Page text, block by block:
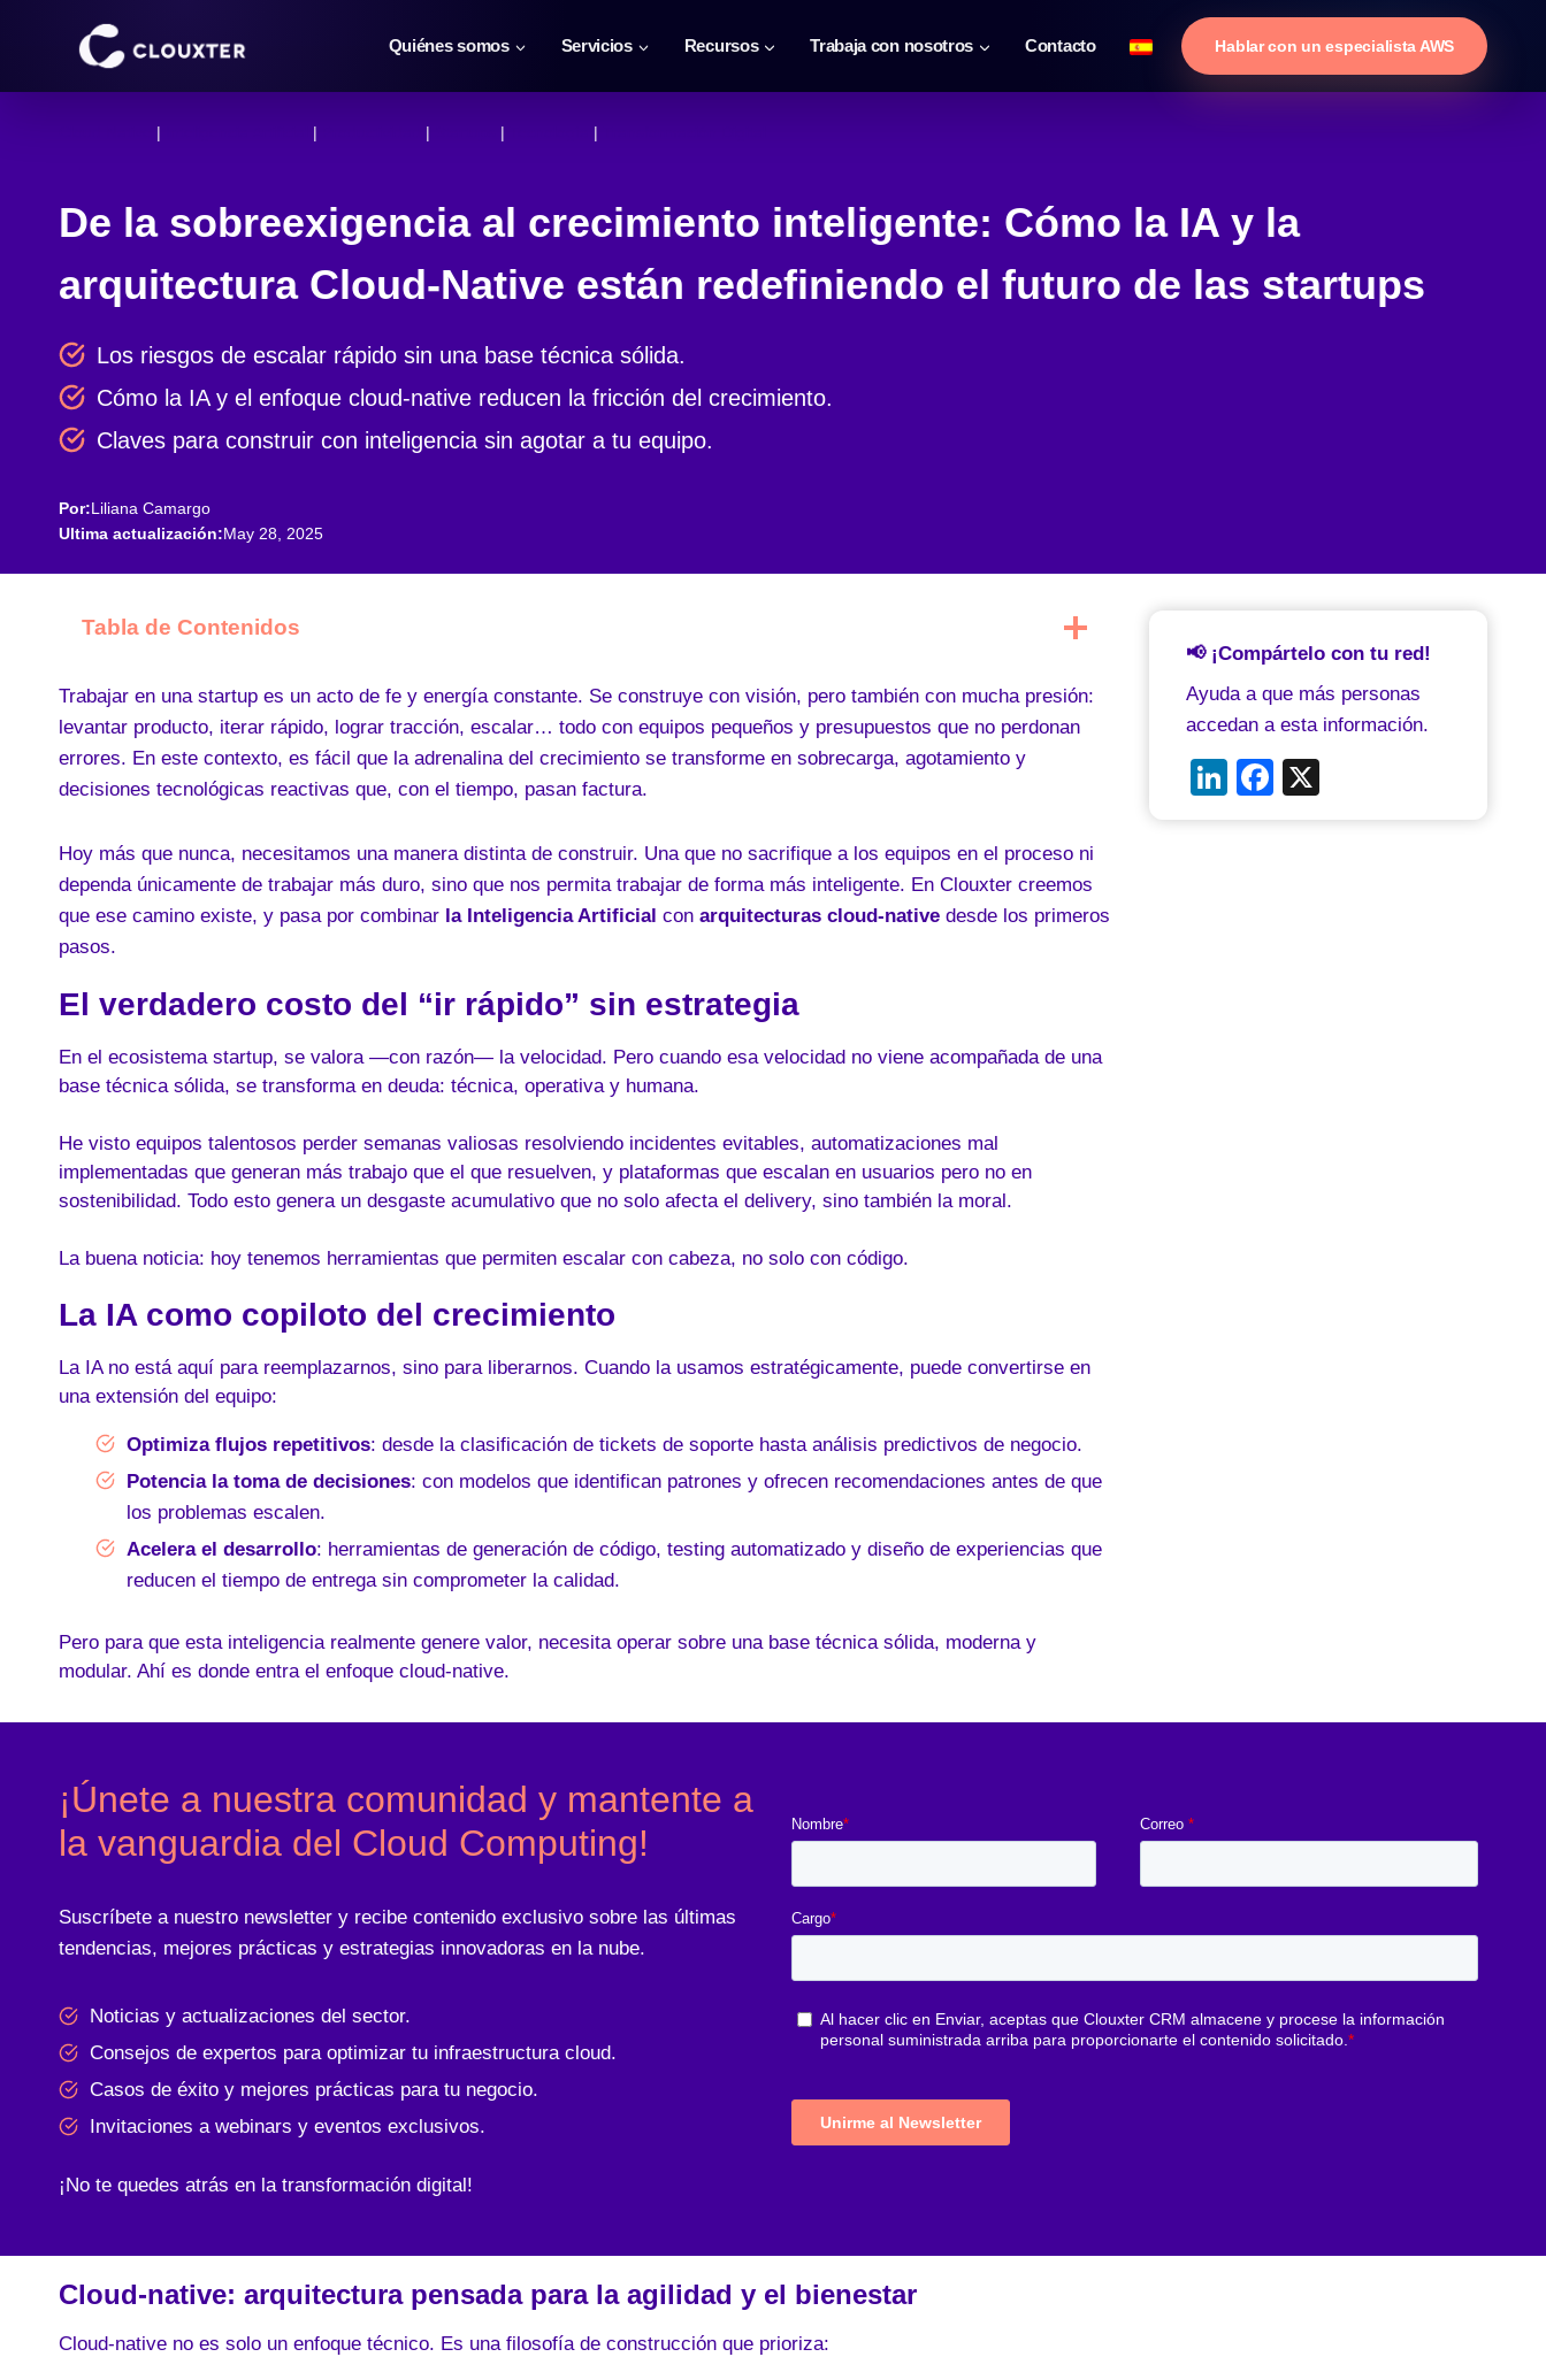
Quiénes somos Servicios Recursos Trabaja con nosotros Contacto Hablar con un especialista AWS
| | | | |
De la sobreexigencia al crecimiento inteligente: Cómo la IA y la
arquitectura Cloud-Native están redefiniendo el futuro de las startups
Los riesgos de escalar rápido sin una base técnica sólida.
Cómo la IA y el enfoque cloud-native reducen la fricción del crecimiento.
Claves para construir con inteligencia sin agotar a tu equipo.
Por:Liliana Camargo
Ultima actualización:May 28, 2025
Tabla de Contenidos
Trabajar en una startup es un acto de fe y energía constante. Se construye con visión, pero también con mucha presión:
levantar producto, iterar rápido, lograr tracción, escalar… todo con equipos pequeños y presupuestos que no perdonan
errores. En este contexto, es fácil que la adrenalina del crecimiento se transforme en sobrecarga, agotamiento y
decisiones tecnológicas reactivas que, con el tiempo, pasan factura.
📢 ¡Compártelo con tu red!
Ayuda a que más personas
accedan a esta información.
Li
n
F
a
Hoy más que nunca, necesitamos una manera distinta de construir. Una que no sacrifique a los equipos en el proceso ni
dependa únicamente de trabajar más duro, sino que nos permita trabajar de forma más inteligente. En Clouxter creemos
que ese camino existe, y pasa por combinar la Inteligencia Artificial con arquitecturas cloud-native desde los primeros
pasos.
El verdadero costo del “ir rápido” sin estrategia
En el ecosistema startup, se valora —con razón— la velocidad. Pero cuando esa velocidad no viene acompañada de una
base técnica sólida, se transforma en deuda: técnica, operativa y humana.
He visto equipos talentosos perder semanas valiosas resolviendo incidentes evitables, automatizaciones mal
implementadas que generan más trabajo que el que resuelven, y plataformas que escalan en usuarios pero no en
sostenibilidad. Todo esto genera un desgaste acumulativo que no solo afecta el delivery, sino también la moral.
La buena noticia: hoy tenemos herramientas que permiten escalar con cabeza, no solo con código.
La IA como copiloto del crecimiento
La IA no está aquí para reemplazarnos, sino para liberarnos. Cuando la usamos estratégicamente, puede convertirse en
una extensión del equipo:
Optimiza flujos repetitivos: desde la clasificación de tickets de soporte hasta análisis predictivos de negocio.
Potencia la toma de decisiones: con modelos que identifican patrones y ofrecen recomendaciones antes de que
los problemas escalen.
Acelera el desarrollo: herramientas de generación de código, testing automatizado y diseño de experiencias que
reducen el tiempo de entrega sin comprometer la calidad.
Pero para que esta inteligencia realmente genere valor, necesita operar sobre una base técnica sólida, moderna y
modular. Ahí es donde entra el enfoque cloud-native.
¡Únete a nuestra comunidad y mantente a
la vanguardia del Cloud Computing!
Suscríbete a nuestro newsletter y recibe contenido exclusivo sobre las últimas
tendencias, mejores prácticas y estrategias innovadoras en la nube.
Noticias y actualizaciones del sector.
Consejos de expertos para optimizar tu infraestructura cloud.
Casos de éxito y mejores prácticas para tu negocio.
Invitaciones a webinars y eventos exclusivos.
¡No te quedes atrás en la transformación digital!
Cloud-native: arquitectura pensada para la agilidad y el bienestar
Cloud-native no es solo un enfoque técnico. Es una filosofía de construcción que prioriza: